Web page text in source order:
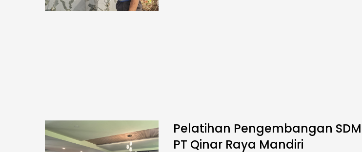
Pelatihan Pengembangan SDM
PT Qinar Raya Mandiri